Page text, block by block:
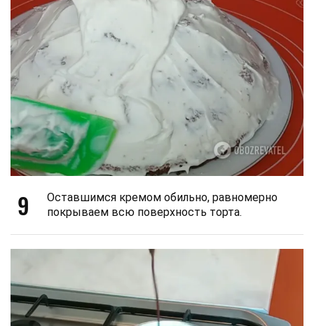
9
Оставшимся кремом обильно, равномерно
покрываем всю поверхность торта.